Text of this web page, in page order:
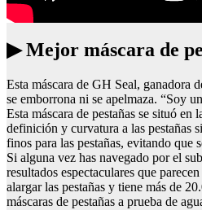
▶ Mejor máscara de
Esta máscara de GH Seal, ganadora
se emborrona ni se apelmaza. “Soy
Esta máscara de pestañas se situó
definición y curvatura a las pestañas
finos para las pestañas, evitando
Si alguna vez has navegado por el
resultados espectaculares que
alargar las pestañas y tiene más de
máscaras de pestañas a prueba de